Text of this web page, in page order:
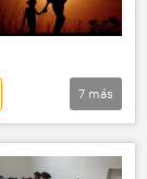
7 más